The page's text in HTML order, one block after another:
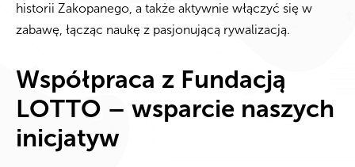
historii Zakopanego, a także aktywnie włączyć się w
zabawę, łącząc naukę z pasjonującą rywalizacją.
Współpraca z Fundacją
LOTTO – wsparcie naszych
inicjatyw